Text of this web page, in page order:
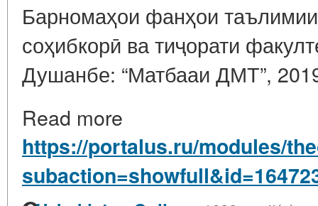
Барномаҳои фанҳои
соҳибкорӣ ва тиҷорати
Душанбе: “Матбааи ДМТ”,
Read more
https://portalus.ru/modules/